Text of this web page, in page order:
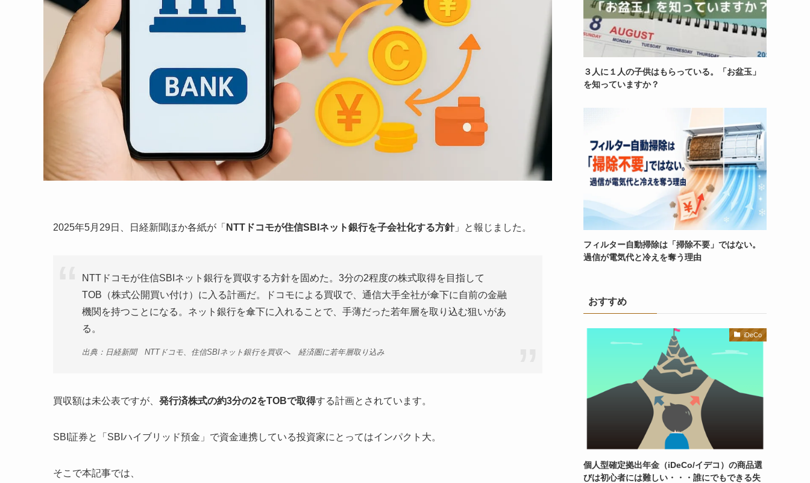
2025年5月29日、日経新聞ほか各紙が「 NTTドコモが住信SBIネット銀行を子会社化する方針」と報じました。
NTTドコモが住信SBIネット銀行を買収する方針を固めた。3分の2程度の株式取得を目指して
TOB（株式公開買い付け）に入る計画だ。ドコモによる買収で、通信大手全社が傘下に自前の金融
機関を持つことになる。ネット銀行を傘下に入れることで、手薄だった若年層を取り込む狙いがあ
る。
出典：日経新聞 NTTドコモ、住信SBIネット銀行を買収へ 経済圏に若年層取り込み
買収額は未公表ですが、 発行済株式の約3分の2をTOBで取得する計画とされています。
SBI証券と「SBIハイブリッド預金」で資金連携している投資家にとってはインパクト大。
そこで本記事では、
３人に１人の子供はもらっている。「お盆玉」
を知っていますか？
フィルター自動掃除は「掃除不要」ではない。
過信が電気代と冷えを奪う理由
おすすめ
iDeCo
個人型確定拠出年金（iDeCo/イデコ）の商品選
びは初心者には難しい・・・誰にでもできる失